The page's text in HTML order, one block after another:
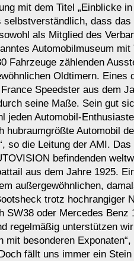
mit dem Titel „Einblicke
selbstverständlich, dass das
als Mitglied des
Automobilmuseum
Fahrzeuge zählenden
Oldtimern. Eines
Speedster aus dem
seine Maße. Sein gut
jeden Automobil-
hubraumgrößte Automobil
so die Leitung der AMI.
befindenden
aus dem Jahre 1925.
außergewöhnlichen,
trotz hochrangiger
SW38 oder Mercedes Benz
regelmäßig unterstützen
mit besonderen
fällt uns immer ein